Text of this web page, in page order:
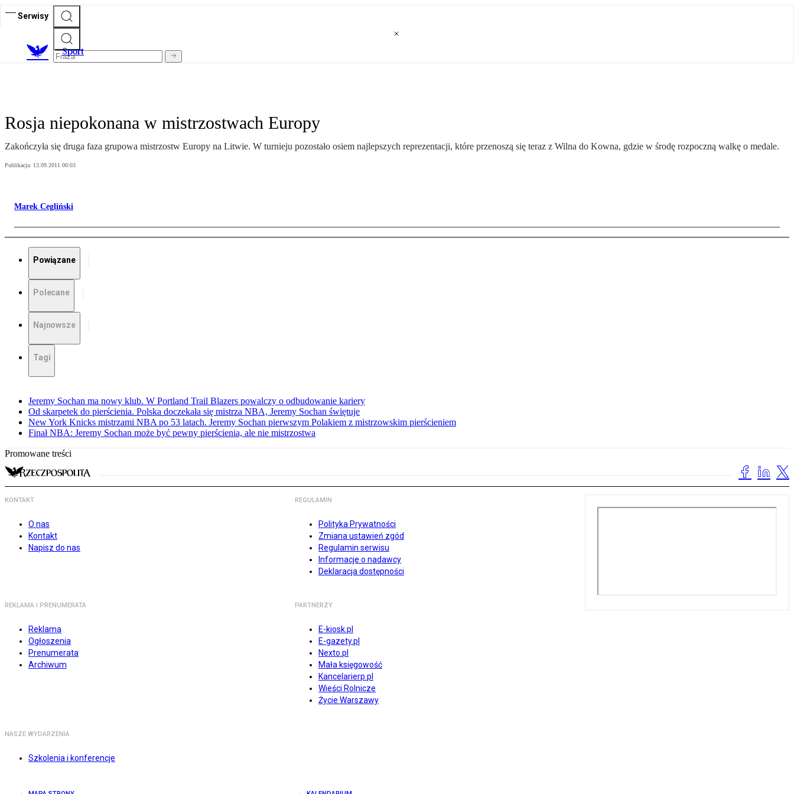
Serwisy
Sport
Rosja niepokonana w mistrzostwach Europy
Zakończyła się druga faza grupowa mistrzostw Europy na Litwie. W turnieju pozostało osiem najlepszych reprezentacji, które przenoszą się teraz z Wilna do Kowna, gdzie w środę rozpoczną walkę o medale.
Publikacja: 13.09.2011 00:03
Marek Cegliński
Powiązane
Polecane
Najnowsze
Tagi
Jeremy Sochan ma nowy klub. W Portland Trail Blazers powalczy o odbudowanie kariery
Od skarpetek do pierścienia. Polska doczekała się mistrza NBA, Jeremy Sochan świętuje
New York Knicks mistrzami NBA po 53 latach. Jeremy Sochan pierwszym Polakiem z mistrzowskim pierścieniem
Finał NBA: Jeremy Sochan może być pewny pierścienia, ale nie mistrzostwa
Promowane treści
KONTAKT
O nas
Kontakt
Napisz do nas
REGULAMIN
Polityka Prywatności
Zmiana ustawień zgód
Regulamin serwisu
Informacje o nadawcy
Deklaracja dostępności
REKLAMA I PRENUMERATA
Reklama
Ogłoszenia
Prenumerata
Archiwum
PARTNERZY
E-kiosk.pl
E-gazety.pl
Nexto.pl
Mała księgowość
Kancelarierp.pl
Wieści Rolnicze
Życie Warszawy
NASZE WYDARZENIA
Szkolenia i konferencje